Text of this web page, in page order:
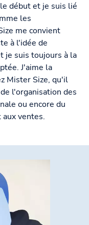
début et je suis lié
les
me convient
à l'idée de
je suis toujours à la
J'aime la
Mister Size, qu'il
l'organisation des
ou encore du
ventes.